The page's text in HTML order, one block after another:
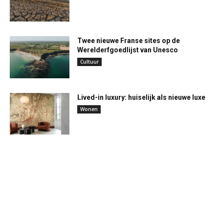
Twee nieuwe Franse sites op de
Werelderfgoedlijst van Unesco
Cultuur
Lived-in luxury: huiselijk als nieuwe luxe
Wonen